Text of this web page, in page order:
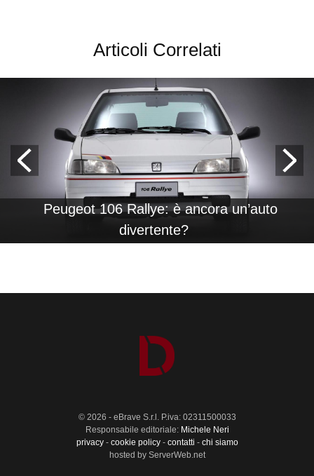
Articoli Correlati
Peugeot 106 Rallye: è ancora un’auto
divertente?
© 2026 - eBrave S.r.l. P.iva: 02311500033
Responsabile editoriale: Michele Neri
privacy- cookie policy- contatti - chi siamo
hosted by ServerWeb.net